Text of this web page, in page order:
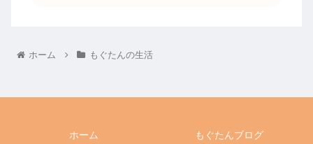
ホーム もぐたんの生活
ホーム もぐたんブログ